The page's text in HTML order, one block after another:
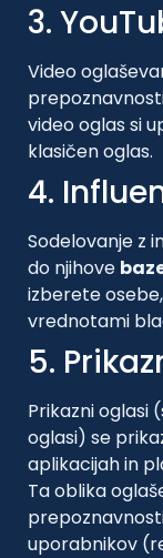
3.
Video
video oglas si
klasičen oglas.
4.
Sodelovanje z
do njihove
izberete
vrednotami
5.
Prikazni oglasi
oglasi) se
aplikacijah in
Ta oblika
uporabnikov